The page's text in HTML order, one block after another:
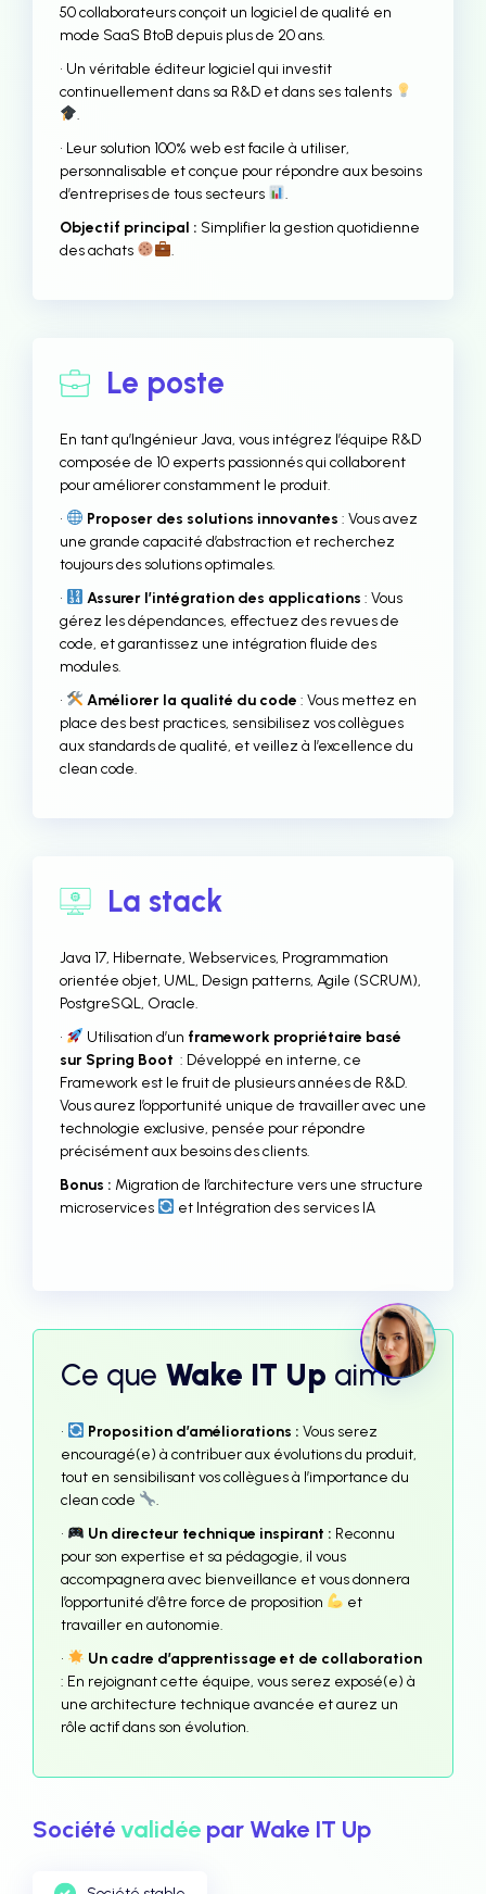
50 collaborateurs conçoit un logiciel de qualité en
mode SaaS BtoB depuis plus de 20 ans.
• Un véritable éditeur logiciel qui investit
continuellement dans sa R&D et dans ses talents
.
• Leur solution 100% web est facile à utiliser,
personnalisable et conçue pour répondre aux besoins
d’entreprises de tous secteurs
.
Objectif principal : Simplifier la gestion quotidienne
des achats
.
Le poste
En tant qu’Ingénieur Java, vous intégrez l’équipe R&D
composée de 10 experts passionnés qui collaborent
pour améliorer constamment le produit.
•
Proposer des solutions innovantes : Vous avez
une grande capacité d’abstraction et recherchez
toujours des solutions optimales.
•
Assurer l’intégration des applications : Vous
gérez les dépendances, effectuez des revues de
code, et garantissez une intégration fluide des
modules.
•
Améliorer la qualité du code : Vous mettez en
place des best practices, sensibilisez vos collègues
aux standards de qualité, et veillez à l’excellence du
clean code.
La stack
Java 17, Hibernate, Webservices, Programmation
orientée objet, UML, Design patterns, Agile (SCRUM),
PostgreSQL, Oracle.
•
Utilisation d’un framework propriétaire basé
sur Spring Boot : Développé en interne, ce
Framework est le fruit de plusieurs années de R&D.
Vous aurez l’opportunité unique de travailler avec une
technologie exclusive, pensée pour répondre
précisément aux besoins des clients.
Bonus : Migration de l’architecture vers une structure
microservices
et Intégration des services IA
Ce que Wake IT Up aime
• Proposition d’améliorations : Vous serez
encouragé(e) à contribuer aux évolutions du produit,
tout en sensibilisant vos collègues à l’importance du
clean code
.
•
Un directeur technique inspirant : Reconnu
pour son expertise et sa pédagogie, il vous
accompagnera avec bienveillance et vous donnera
l’opportunité d’être force de proposition
et
travailler en autonomie.
•
Un cadre d’apprentissage et de collaboration
: En rejoignant cette équipe, vous serez exposé(e) à
une architecture technique avancée et aurez un
rôle actif dans son évolution.
Sociétévalidée par Wake IT Up